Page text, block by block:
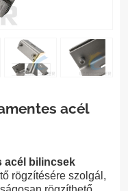
acél
acél bilincsek
rögzítésére szolgál,